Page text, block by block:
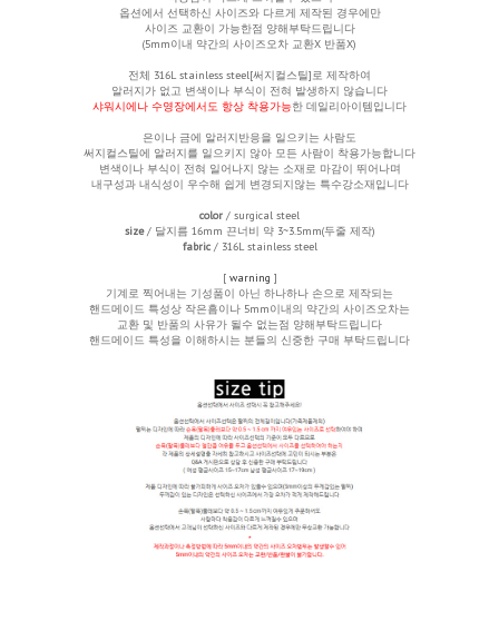
옵션에서 선택하신 사이즈와 다르게 제작된 경우에만
사이즈 교환이 가능한점 양해부탁드립니다
(5mm이내 약간의 사이즈오차 교환X 반품X)
전체 316L stainless steel[써지컬스틸]로 제작하여
알러지가 없고 변색이나 부식이 전혀 발생하지 않습니다
샤워시에나 수영장에서도 항상 착용가능한 데일리아이템입니다
은이나 금에 알러지반응을 일으키는 사람도
써지컬스틸에 알러지를 일으키지 않아 모든 사람이 착용가능합니다
변색이나 부식이 전혀 일어나지 않는 소재로 마감이 뛰어나며
내구성과 내식성이 우수해 쉽게 변경되지않는 특수강소재입니다
color / surgical steel
size/ 달지름 16mm 끈너비 약 3~3.5mm(두줄 제작)
fabric/ 316L stainless steel
[ warning ]
기계로 찍어내는 기성품이 아닌 하나하나 손으로 제작되는
핸드메이드 특성상 작은흠이나 5mm이내의 약간의 사이즈오차는
교환 및 반품의 사유가 될수 없는점 양해부탁드립니다
핸드메이드 특성을 이해하시는 분들의 신중한 구매 부탁드립니다